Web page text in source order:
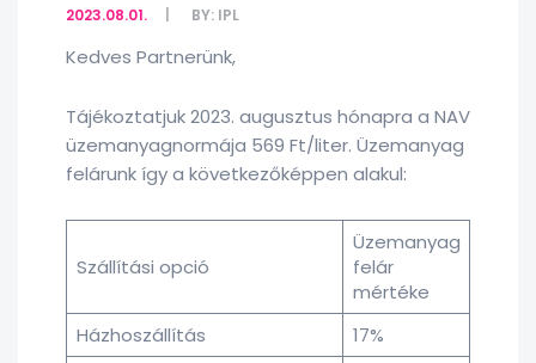
2023.08.01. BY: IPL
Kedves Partnerünk,
Tájékoztatjuk 2023. augusztus hónapra a NAV
üzemanyagnormája 569 Ft/liter. Üzemanyag
felárunk így a következőképpen alakul:
Szállítási opció
Üzemanyag
felár
mértéke
Házhoszállítás
17%